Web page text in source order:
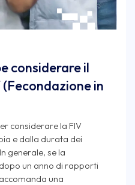
considerare il
in
considerare la FIV
e dalla durata dei
generale, se la
un anno di rapporti
una